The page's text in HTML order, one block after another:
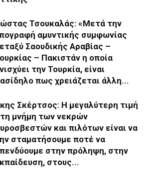
Τσουκαλάς: «Μετά την
αμυντικής συμφωνίας
Σαουδικής Αραβίας –
– Πακιστάν η οποία
την Τουρκία, είναι
πως χρειάζεται άλλη...
Σκέρτσος: Η μεγαλύτερη τιμή
μνήμη των νεκρών
και πιλότων είναι να
σταματήσουμε ποτέ να
στην πρόληψη, στην
στους...